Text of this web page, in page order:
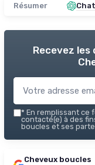
Résumer
Recevez
* En remplissant ce
contacté(e) à des
boucles et ses
Cheveux boucles